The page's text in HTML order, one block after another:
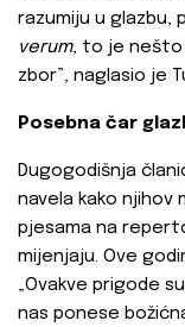
razumiju u glazbu,
verum, to je nešto
zbor”, naglasio je
Posebna čar
Dugogodišnja
navela kako njihov
pjesama na
mijenjaju. Ove
„Ovakve prigode
nas ponese